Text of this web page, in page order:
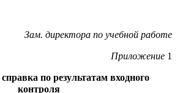
Зам. директора по учебной работе
Приложение 1
по результатам входного
контроля